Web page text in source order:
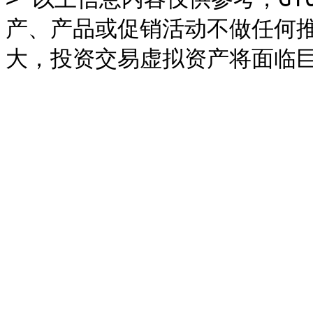
产、产品或促销活动不做任何